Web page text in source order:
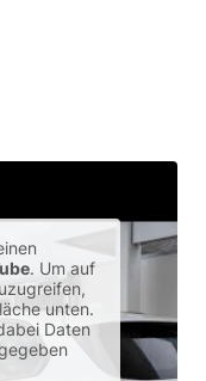
. Um auf
unten.
Daten